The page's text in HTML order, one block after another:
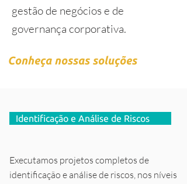
gestão de negócios e de
governança corporativa.
Conheça nossas soluções
Identificação e Análise de Riscos
Executamos projetos completos de
identificação e análise de riscos, nos níveis